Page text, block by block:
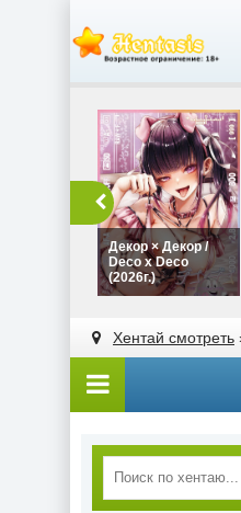
Декор × Декор /
Deco x Deco
(2026г.)
Хентай смотреть